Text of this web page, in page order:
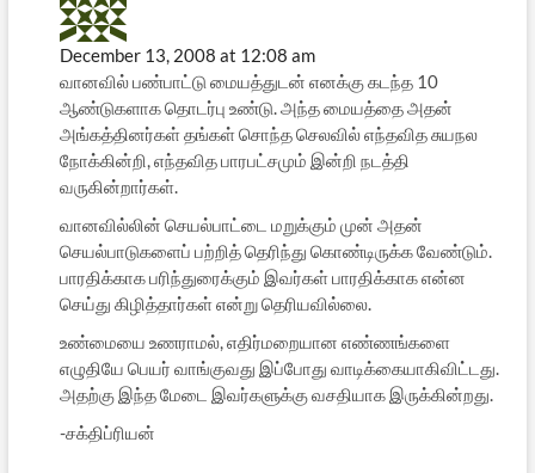
December 13, 2008 at 12:08 am
வானவில் பண்பாட்டு மையத்துடன் எனக்கு கடந்த 10
ஆண்டுகளாக தொடர்பு உண்டு. அந்த மையத்தை அதன்
அங்கத்தினர்கள் தங்கள் சொந்த செலவில் எந்தவித சுயநல
நோக்கின்றி, எந்தவித பாரபட்சமும் இன்றி நடத்தி
வருகின்றார்கள்.
வானவில்லின் செயல்பாட்டை மறுக்கும் முன் அதன்
செயல்பாடுகளைப் பற்றித் தெரிந்து கொண்டிருக்க வேண்டும்.
பாரதிக்காக பரிந்துரைக்கும் இவர்கள் பாரதிக்காக என்ன
செய்து கிழித்தார்கள் என்று தெரியவில்லை.
உண்மையை உணராமல், எதிர்மறையான எண்ணங்களை
எழுதியே பெயர் வாங்குவது இப்போது வாடிக்கையாகிவிட்டது.
அதற்கு இந்த மேடை இவர்களுக்கு வசதியாக இருக்கின்றது.
-சக்திப்ரியன்